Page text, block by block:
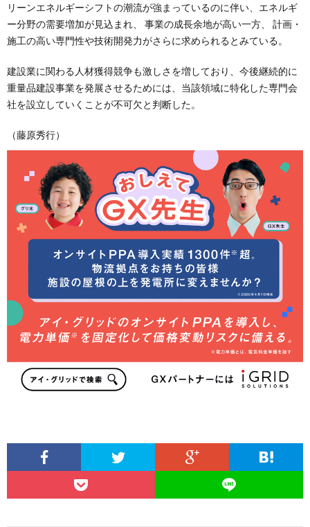
リーンエネルギーシフトの潮流が強まっているのに伴い、エネルギ
ー分野の需要増加が見込まれ、 事業の成長余地が高い一方、 計画・
施工の高い専門性や技術開発力がさらに求められるとみている。
建設業に関わる人材獲得競争も激しさを増しており、今後継続的に
重量品建設事業を発展させるためには、当該領域に特化した専門会
社を設立していくことが不可欠と判断した。
（藤原秀行）